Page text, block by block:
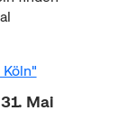
Mai